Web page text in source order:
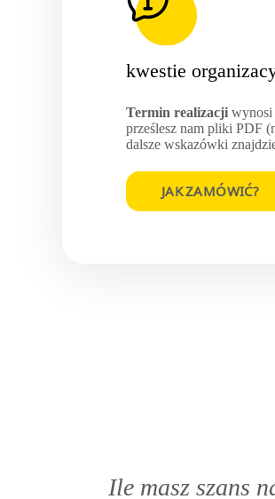
kwestie
Termin realizacji
prześlesz nam pliki PDF
dalsze wskazówki
JAK ZAMÓWIĆ?
Ile masz szans